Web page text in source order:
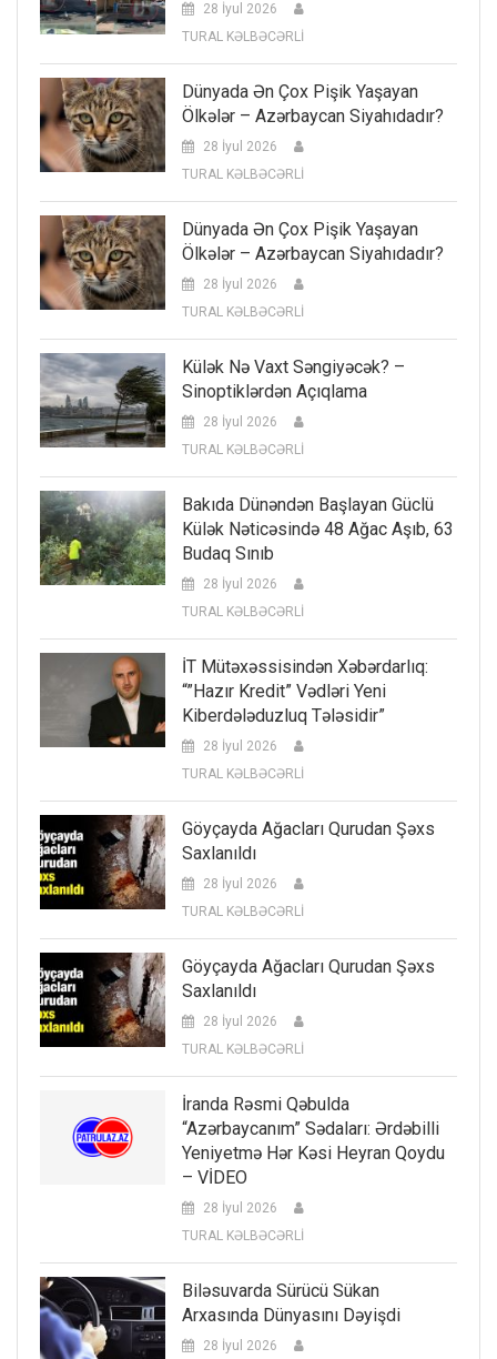
28 İyul 2026
TURAL KƏLBƏCƏRLİ
Dünyada Ən Çox Pişik Yaşayan
Ölkələr – Azərbaycan Siyahıdadır?
28 İyul 2026
TURAL KƏLBƏCƏRLİ
Dünyada Ən Çox Pişik Yaşayan
Ölkələr – Azərbaycan Siyahıdadır?
28 İyul 2026
TURAL KƏLBƏCƏRLİ
Külək Nə Vaxt Səngiyəcək? –
Sinoptiklərdən Açıqlama
28 İyul 2026
TURAL KƏLBƏCƏRLİ
Bakıda Dünəndən Başlayan Güclü
Külək Nəticəsində 48 Ağac Aşıb, 63
Budaq Sınıb
28 İyul 2026
TURAL KƏLBƏCƏRLİ
İT Mütəxəssisindən Xəbərdarlıq:
“”Hazır Kredit” Vədləri Yeni
Kiberdələduzluq Tələsidir”
28 İyul 2026
TURAL KƏLBƏCƏRLİ
Göyçayda Ağacları Qurudan Şəxs
Saxlanıldı
28 İyul 2026
TURAL KƏLBƏCƏRLİ
Göyçayda Ağacları Qurudan Şəxs
Saxlanıldı
28 İyul 2026
TURAL KƏLBƏCƏRLİ
İranda Rəsmi Qəbulda
“Azərbaycanım” Sədaları: Ərdəbilli
Yeniyetmə Hər Kəsi Heyran Qoydu
– VİDEO
28 İyul 2026
TURAL KƏLBƏCƏRLİ
Biləsuvarda Sürücü Sükan
Arxasında Dünyasını Dəyişdi
28 İyul 2026